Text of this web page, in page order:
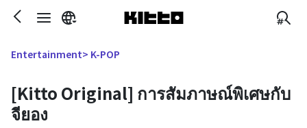
Entertainment> K-POP
[Kitto Original] การสัมภาษณ์พิเศษกับ
จียอง